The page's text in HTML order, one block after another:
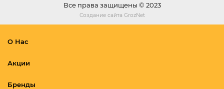
Все права защищены © 2023
Создание сайта GrozNet
О Нас
Акции
Бренды